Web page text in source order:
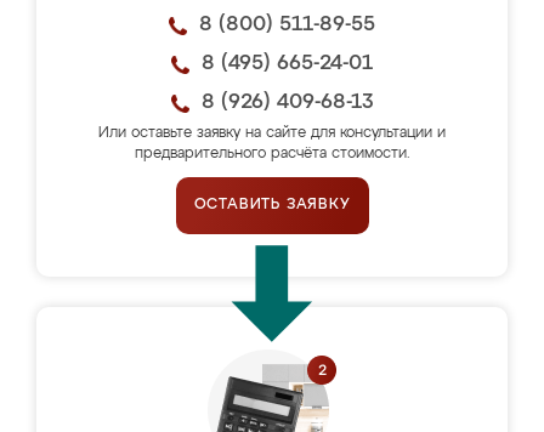
8 (800) 511-89-55
8 (495) 665-24-01
8 (926) 409-68-13
Или оставьте заявку на сайте для консультации и
предварительного расчёта стоимости.
ОСТАВИТЬ ЗАЯВКУ